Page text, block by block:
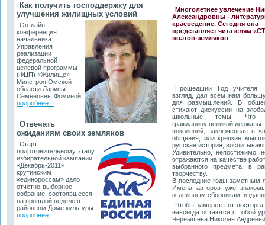
Как получить господдержку для
улучшения жилищных условий
Он-лайн
конференция
начальника
Управления
реализации
федеральной
целевой программы
(ФЦП) «Жилище»
Минстроя Омской
области Ларисы
Семеновны Фоминой
подробнее...
Отвечать
ожиданиям своих земляков
Старт
подготовительному этапу
избирательной кампании
«Декабрь-2011»
крутинским
«единороссам» дало
отчетно-выборное
собрание, состоявшееся
на прошлой неделе в
районном Доме культуры.
подробнее...
Многолетнее увлечение
Александровны -
краеведение. Сегодня она
представляет читателям
поэтов-земляков
Прошедший Год
взгляд, дал всем нам
для размышлений. В
стихают дискуссии на
школьные темы. Что
гражданину великой державы
поколений, заключенная в
общения, или крепкие
русская история,
Удивительно, непостижимо,
отражаются на качестве
выбранного предмета, в
творчеству.
В последние годы заметным
Имена авторов уже
отдельным сборникам,
Чтобы замереть от
навсегда остаются с тобой
Чернышева Николая